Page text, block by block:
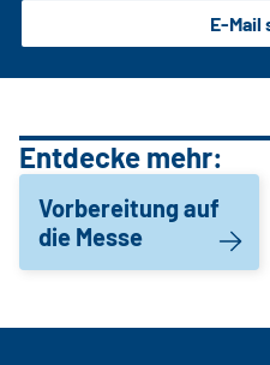
E-Mail
Entdecke mehr:
Vorbereitung auf
die Messe